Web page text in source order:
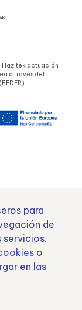
Hazitek actuación
a través del
Unión Europea –
para
de
servicios.
o
en las